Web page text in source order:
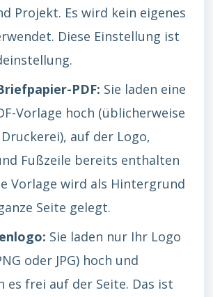
Projekt. Es wird kein eigenes
Diese Einstellung ist
PDF: Sie laden eine
Vorlage hoch (üblicherweise
auf der Logo,
Fußzeile bereits enthalten
Vorlage wird als Hintergrund
Seite gelegt.
Sie laden nur Ihr Logo
oder JPG) hoch und
es frei auf der Seite. Das ist